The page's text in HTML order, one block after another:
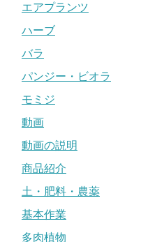
エアプランツ
ハーブ
バラ
パンジー・ビオラ
モミジ
動画
動画の説明
商品紹介
土・肥料・農薬
基本作業
多肉植物